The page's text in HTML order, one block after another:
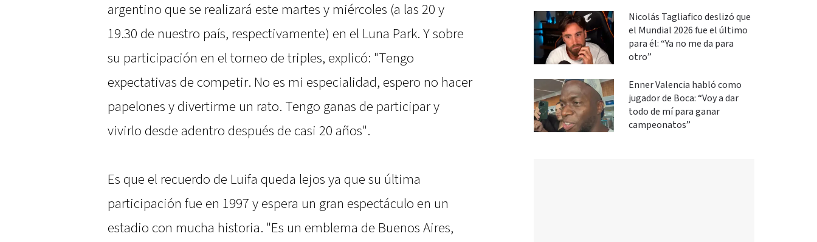
argentino que se realizará este martes y miércoles (a las 20 y
19.30 de nuestro país, respectivamente) en el Luna Park. Y sobre
su participación en el torneo de triples, explicó: "Tengo
expectativas de competir. No es mi especialidad, espero no hacer
papelones y divertirme un rato. Tengo ganas de participar y
vivirlo desde adentro después de casi 20 años".
Es que el recuerdo de Luifa queda lejos ya que su última
participación fue en 1997 y espera un gran espectáculo en un
estadio con mucha historia. "Es un emblema de Buenos Aires,
Nicolás Tagliafico deslizó que
el Mundial 2026 fue el último
para él: “Ya no me da para
otro”
Enner Valencia habló como
jugador de Boca: “Voy a dar
todo de mí para ganar
campeonatos”